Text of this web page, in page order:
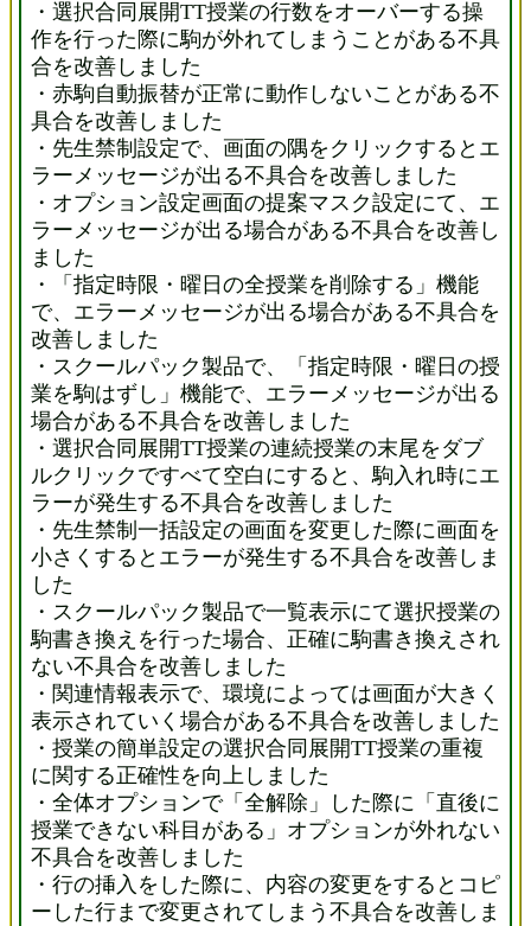
・選択合同展開TT授業の行数をオーバーする操
作を行った際に駒が外れてしまうことがある不具
合を改善しました
・赤駒自動振替が正常に動作しないことがある不
具合を改善しました
・先生禁制設定で、画面の隅をクリックするとエ
ラーメッセージが出る不具合を改善しました
・オプション設定画面の提案マスク設定にて、エ
ラーメッセージが出る場合がある不具合を改善し
ました
・「指定時限・曜日の全授業を削除する」機能
で、エラーメッセージが出る場合がある不具合を
改善しました
・スクールパック製品で、「指定時限・曜日の授
業を駒はずし」機能で、エラーメッセージが出る
場合がある不具合を改善しました
・選択合同展開TT授業の連続授業の末尾をダブ
ルクリックですべて空白にすると、駒入れ時にエ
ラーが発生する不具合を改善しました
・先生禁制一括設定の画面を変更した際に画面を
小さくするとエラーが発生する不具合を改善しま
した
・スクールパック製品で一覧表示にて選択授業の
駒書き換えを行った場合、正確に駒書き換えされ
ない不具合を改善しました
・関連情報表示で、環境によっては画面が大きく
表示されていく場合がある不具合を改善しました
・授業の簡単設定の選択合同展開TT授業の重複
に関する正確性を向上しました
・全体オプションで「全解除」した際に「直後に
授業できない科目がある」オプションが外れない
不具合を改善しました
・行の挿入をした際に、内容の変更をするとコピ
ーした行まで変更されてしまう不具合を改善しま